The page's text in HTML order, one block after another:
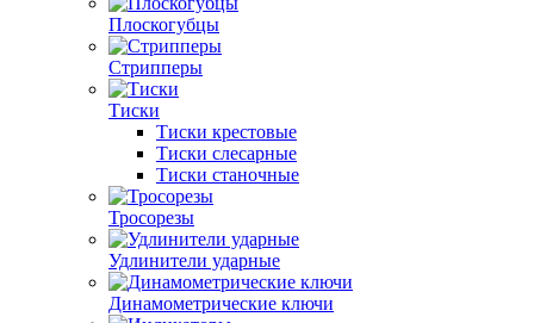
Плоскогубцы
Стрипперы
Тиски
Тиски крестовые
Тиски слесарные
Тиски станочные
Тросорезы
Удлинители ударные
Динамометрические ключи